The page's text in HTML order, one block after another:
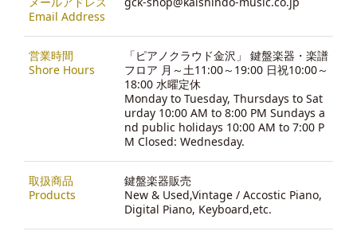
Email Address
営業時間
Shore Hours
「ピアノクラウド金沢」 鍵盤楽器・楽譜
フロア 月～土11:00～19:00 日祝10:00～
18:00 水曜定休
Monday to Tuesday, Thursdays to Sat
urday 10:00 AM to 8:00 PM Sundays a
nd public holidays 10:00 AM to 7:00 P
M Closed: Wednesday.
取扱商品
Products
鍵盤楽器販売
New & Used,Vintage / Accostic Piano,
Digital Piano, Keyboard,etc.